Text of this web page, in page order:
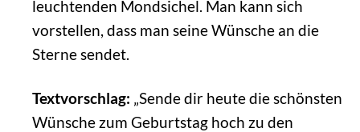
leuchtenden Mondsichel. Man kann sich
vorstellen, dass man seine Wünsche an die
Sterne sendet.
Textvorschlag: „Sende dir heute die schönsten
Wünsche zum Geburtstag hoch zu den